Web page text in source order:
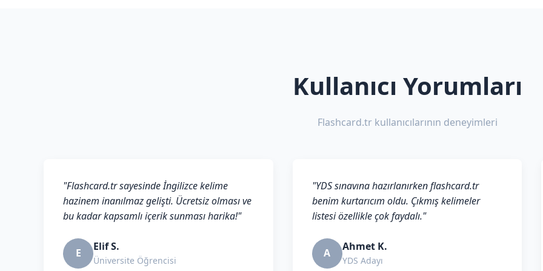
Kullanıcı Yorumları
Flashcard.tr kullanıcılarının deneyimleri
"Flashcard.tr sayesinde İngilizce kelime
hazinem inanılmaz gelişti. Ücretsiz olması ve
bu kadar kapsamlı içerik sunması harika!"
E Elif S.
Üniversite Öğrencisi
"YDS sınavına hazırlanırken flashcard.tr
benim kurtarıcım oldu. Çıkmış kelimeler
listesi özellikle çok faydalı."
A Ahmet K.
YDS Adayı